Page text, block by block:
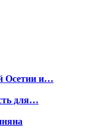
Осетии и…
для…